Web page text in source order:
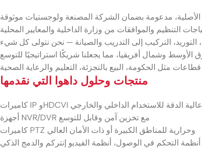
منتجات وحلول داهوا التي نقدمها
كاميرات IP وHDCVI عالية الدقة للاستخدام الداخلي والخارجي
أجهزة NVR/DVR مع تخزين آمن وقابل للتوسع
كاميرات PTZ وحرارية للمناطق الكبيرة أو ذات الأمان العالي
أنظمة التحكم في الوصول، أنظمة الفيديو إنتركم والدمج الذكي